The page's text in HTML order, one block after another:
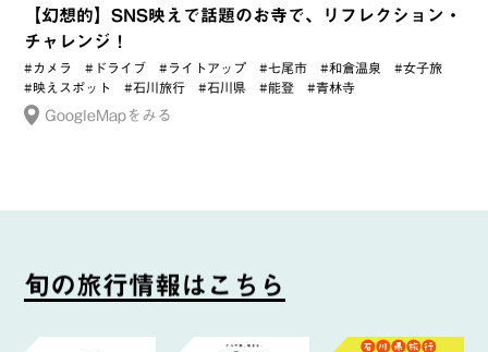
【幻想的】SNS映えで話題のお寺で、リフレクション・
チャレンジ！
#カメラ #ドライブ #ライトアップ #七尾市 #和倉温泉
#女子旅
#映えスポット
#石川旅行 #石川県 #能登 #青林寺
GoogleMapをみる
旬の旅行情報は こ ち ら